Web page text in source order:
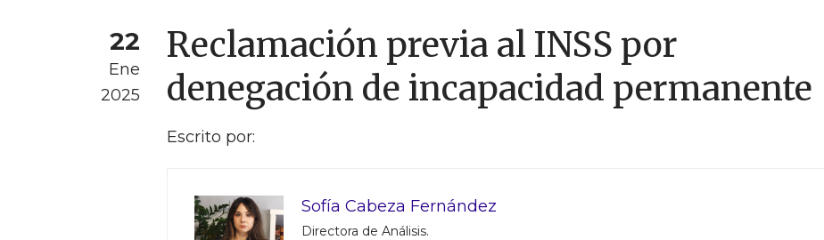
22
Ene
2025
Reclamación previa al INSS por
denegación de incapacidad permanente
Escrito por:
Sofía Cabeza Fernández
Directora de Análisis.